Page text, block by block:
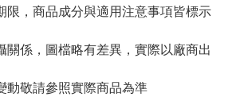
限，商品成分與適用注意事項皆標示
關係，圖檔略有差異，實際以廠商出
動敬請參照實際商品為準